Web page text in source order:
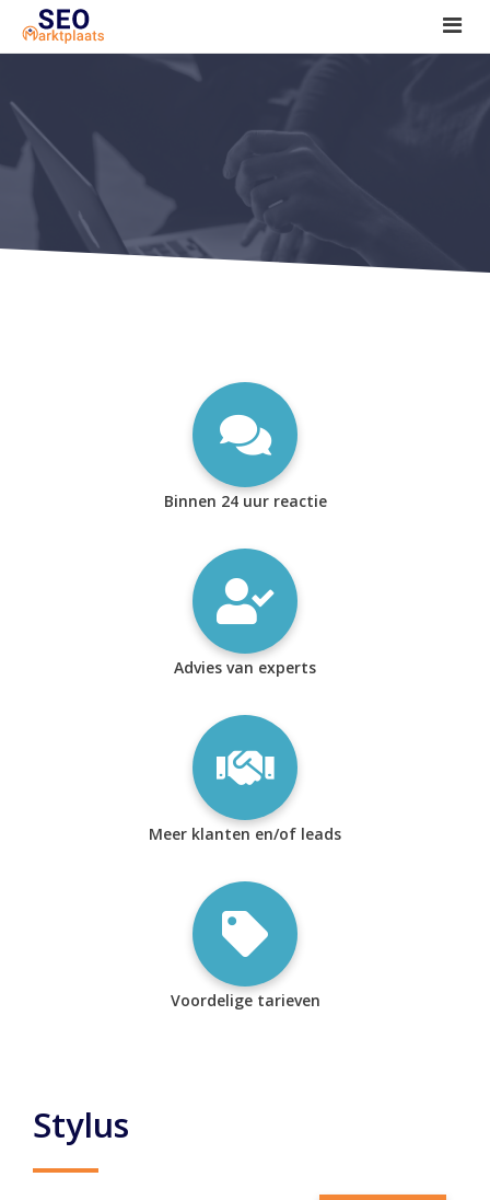
SEO tools reviews
Marketeer bij jou in de buurt?
Offerte
1. Seo voor beginners +
2. Onderzoeken +
Binnen 24 uur reactie
Advies van experts
Meer klanten en/of leads
Voordelige tarieven
Stylus